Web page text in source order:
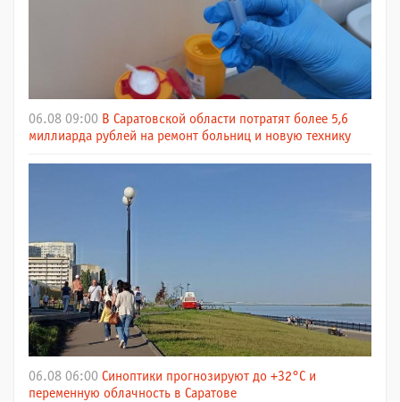
06.08 09:00 В Саратовской области потратят более 5,6
миллиарда рублей на ремонт больниц и новую технику
06.08 06:00 Синоптики прогнозируют до +32°C и
переменную облачность в Саратове